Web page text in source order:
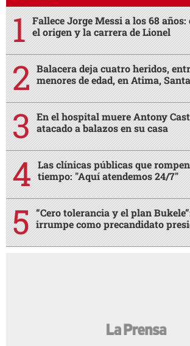
Fallece Jorge Messi a los 68
el origen y la carrera de Lionel
Balacera deja cuatro heridos,
menores de edad, en Atima,
En el hospital muere Antony
atacado a balazos en su casa
Las clínicas públicas que
tiempo: "Aquí atendemos 24/7"
“Cero tolerancia y el plan
irrumpe como precandidato